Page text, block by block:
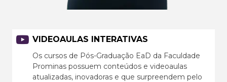
VIDEOAULAS INTERATIVAS
Os cursos de Pós-Graduação EaD da Faculdade
Prominas possuem conteúdos e videoaulas
atualizadas, inovadoras e que surpreendem pelo